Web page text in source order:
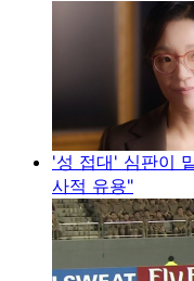
'성 접대' 심판이
사적 유용"